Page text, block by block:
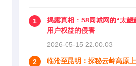
1
揭露真相：58同城网的“太龌
用户权益的侵害
2026-05-15 22:00:03
2
临沧至昆明：探秘云岭高原